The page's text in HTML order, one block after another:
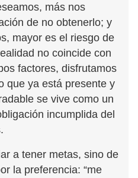
más nos
de no obtenerlo; y
mayor es el riesgo de
no coincide con
factores, disfrutamos
que ya está presente y
se vive como un
incumplida del
a tener metas, sino de
la preferencia: “me